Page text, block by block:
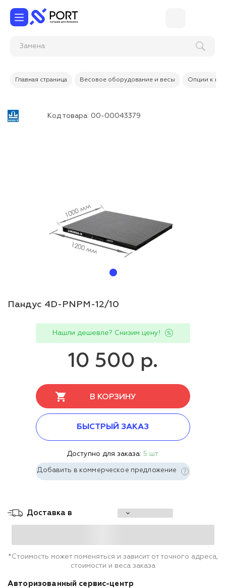
Заме
Главная страница Весовое оборудование и весы Опции к
Код товара: 00-00043379
Пандус 4D-PNPМ-12/10
Нашли дешевле? Снизим цену!
10 500 р.
В КОРЗИНУ
БЫСТРЫЙ ЗАКАЗ
Доступно для заказа: 5 шт.
Добавить в коммерческое предложение
Доставка в
*Стоимость может поменяться и зависит от точного адреса,
стоимости и веса заказа
Авторизованный сервис-центр